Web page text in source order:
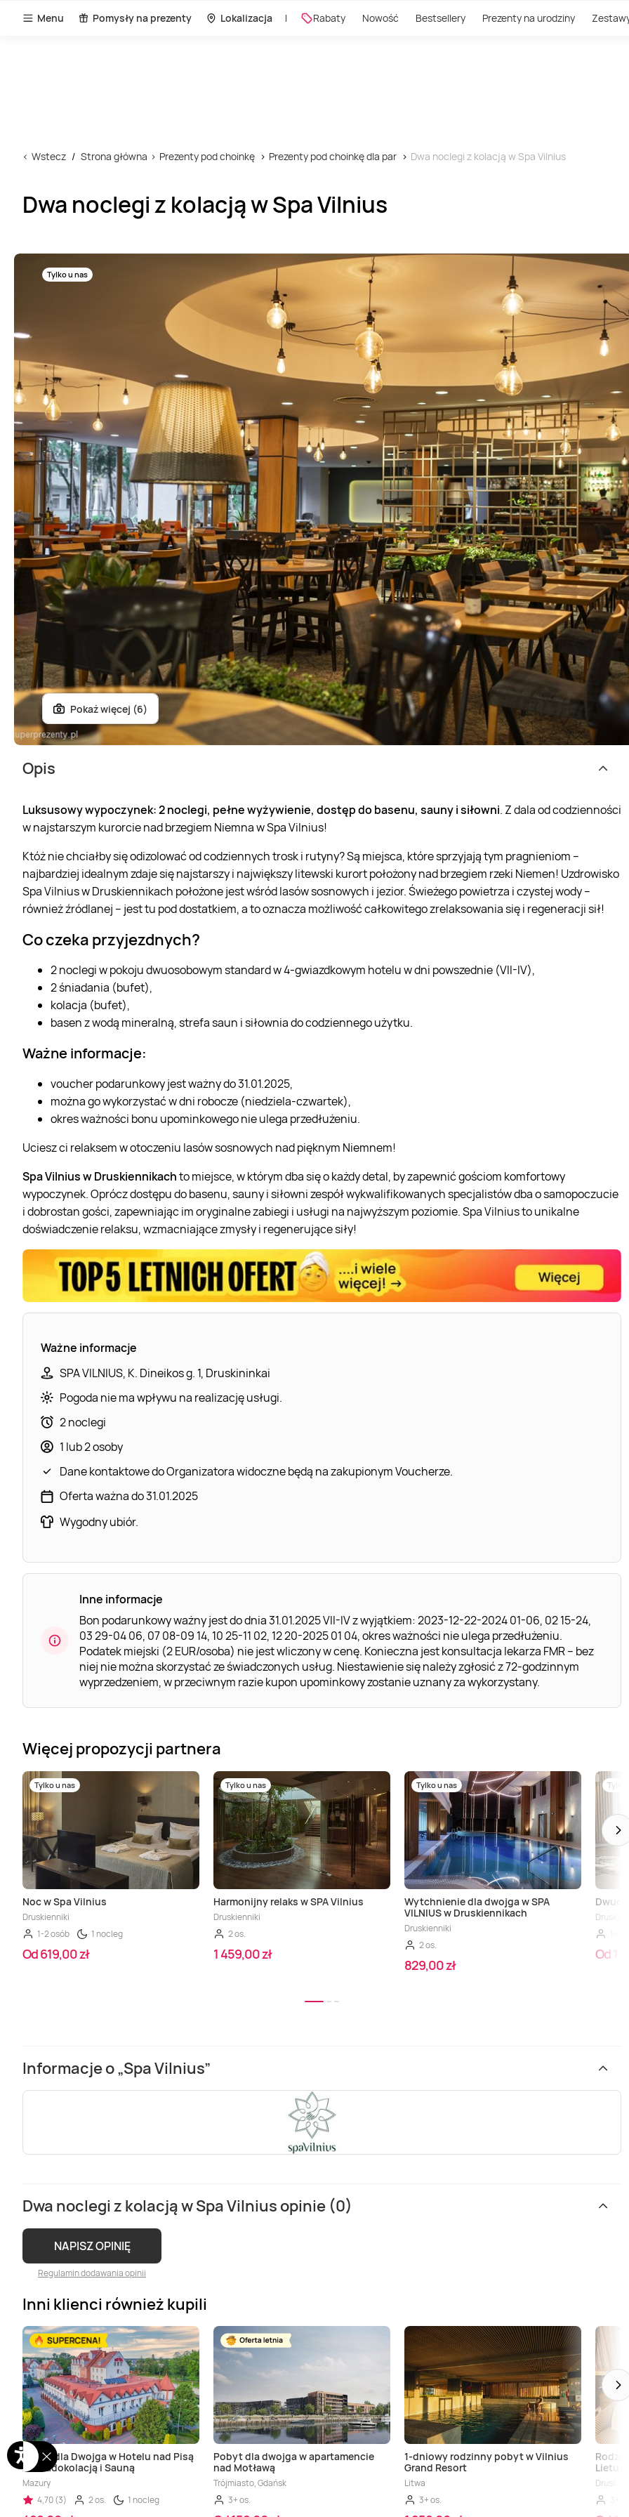
Menu Pomysły na prezenty Lokalizacja Rabaty Nowość Bestsellery Prezenty na urodziny
Wstecz Strona główna Prezenty pod choinkę Prezenty pod choinkę dla par Dwa noclegi z kolacją w Spa Vilnius
Dwa noclegi z kolacją w Spa Vilnius
Tylko u nas
Pokaż więcej (6)
Opis
Luksusowy wypoczynek: 2 noclegi, pełne wyżywienie, dostęp do basenu, sauny i siłowni. Z dala od codzienności
w najstarszym kurorcie nad brzegiem Niemna w Spa Vilnius!
Któż nie chciałby się odizolować od codziennych trosk i rutyny? Są miejsca, które sprzyjają tym pragnieniom –
najbardziej idealnym zdaje się najstarszy i największy litewski kurort położony nad brzegiem rzeki Niemen! Uzdrowisko
Spa Vilnius w Druskiennikach położone jest wśród lasów sosnowych i jezior. Świeżego powietrza i czystej wody –
również źródlanej – jest tu pod dostatkiem, a to oznacza możliwość całkowitego zrelaksowania się i regeneracji sił!
Co czeka przyjezdnych?
2 noclegi w pokoju dwuosobowym standard w 4-gwiazdkowym hotelu w dni powszednie (VII-IV),
2 śniadania (bufet),
kolacja (bufet),
basen z wodą mineralną, strefa saun i siłownia do codziennego użytku.
Ważne informacje:
voucher podarunkowy jest ważny do 31.01.2025,
można go wykorzystać w dni robocze (niedziela-czwartek),
okres ważności bonu upominkowego nie ulega przedłużeniu.
Uciesz ci relaksem w otoczeniu lasów sosnowych nad pięknym Niemnem!
Spa Vilnius w Druskiennikachto miejsce, w którym dba się o każdy detal, by zapewnić gościom komfortowy
wypoczynek. Oprócz dostępu do basenu, sauny i siłowni zespół wykwalifikowanych specjalistów dba o samopoczucie
i dobrostan gości, zapewniając im oryginalne zabiegi i usługi na najwyższym poziomie. Spa Vilnius to unikalne
doświadczenie relaksu, wzmacniające zmysły i regenerujące siły!
Ważne informacje
SPA VILNIUS, K. Dineikos g. 1, Druskininkai
Pogoda nie ma wpływu na realizację usługi.
2 noclegi
1 lub 2 osoby
Dane kontaktowe do Organizatora widoczne będą na zakupionym Voucherze.
Oferta ważna do 31.01.2025
Wygodny ubiór.
Inne informacje
Bon podarunkowy ważny jest do dnia 31.01.2025 VII-IV z wyjątkiem: 2023-12-22-2024 01-06, 02 15-24,
03 29-04 06, 07 08-09 14, 10 25-11 02, 12 20-2025 01 04, okres ważności nie ulega przedłużeniu.
Podatek miejski (2 EUR/osoba) nie jest wliczony w cenę. Konieczna jest konsultacja lekarza FMR – bez
niej nie można skorzystać ze świadczonych usług. Niestawienie się należy zgłosić z 72-godzinnym
wyprzedzeniem, w przeciwnym razie kupon upominkowy zostanie uznany za wykorzystany.
Więcej propozycji partnera
Tylko u nas
Noc w Spa Vilnius
Druskienniki
1-2 osób
1 nocleg
Od 619,00 zł
Tylko u nas
Harmonijny relaks w SPA Vilnius
Druskienniki
2 os.
1 459,00 zł
Tylko u nas
Wytchnienie dla dwojga w SPA
VILNIUS w Druskiennikach
Druskienniki
2 os.
829,00 zł
Tylko
Od 1
Informacje o „Spa Vilnius”
Dwa noclegi z kolacją w Spa Vilnius opinie (0)
NAPISZ OPINIĘ
Regulamin dodawania opinii
Inni klienci również kupili
Pobyt dla Dwojga w Hotelu nad Pisą
z Obiadokolacją i Sauną
Mazury
4,70 (3)
2 os. 1 nocleg
Pobyt dla dwojga w apartamencie
nad Motławą
Trójmiasto, Gdańsk
3+ os.
1-dniowy rodzinny pobyt w Vilnius
Grand Resort
Litwa
3+ os.
Lietuva”